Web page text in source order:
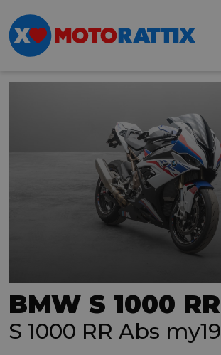
BMW S 1000 RR
S 1000 RR Abs my19